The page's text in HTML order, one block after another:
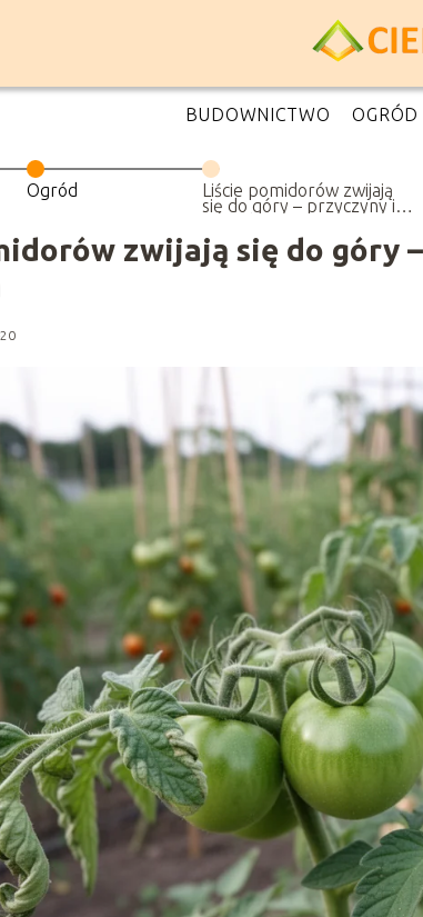
BUDOWNICTWO OGRÓD
Ogród Liście pomidorów zwijają
się do góry – przyczyny i
zwijają się do góry